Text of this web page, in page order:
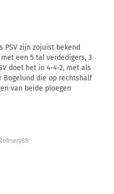
PSV zijn zojuist bekend
een 5 tal verdedigers, 3
doet het in 4-4-2, met als
Bogelund die op rechtshalf
van beide ploegen